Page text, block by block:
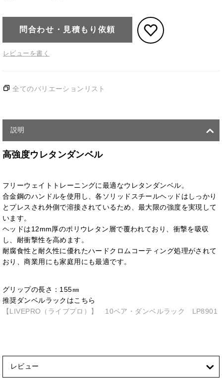
問合わせ・見積もり依頼
レビューを書く
全てのバリエーションリスト
説明
高強度ウレタンダンベル
フリーウェイトトレーニングに最適なウレタンダンベル。
合金鋼のハンドルを使用し、各ソリッドスチールヘッドはしっかり
とプレスされ外側で溶接されているため、最大限の強度を実現して
います。
ヘッドは12mm厚のポリウレタン層で覆われており、衝撃を吸収
し、耐衝撃性を高めます。
耐腐食性と耐久性に優れたハードクロムコーティング処理がされて
おり、商業用にも家庭用にも最適です。
グリップの長さ：155㎜
推奨ダンベルラックはこちら
【LIVEPRO（ライブプロ）】 10ペア・ダンベルラック LP8901
レビュー